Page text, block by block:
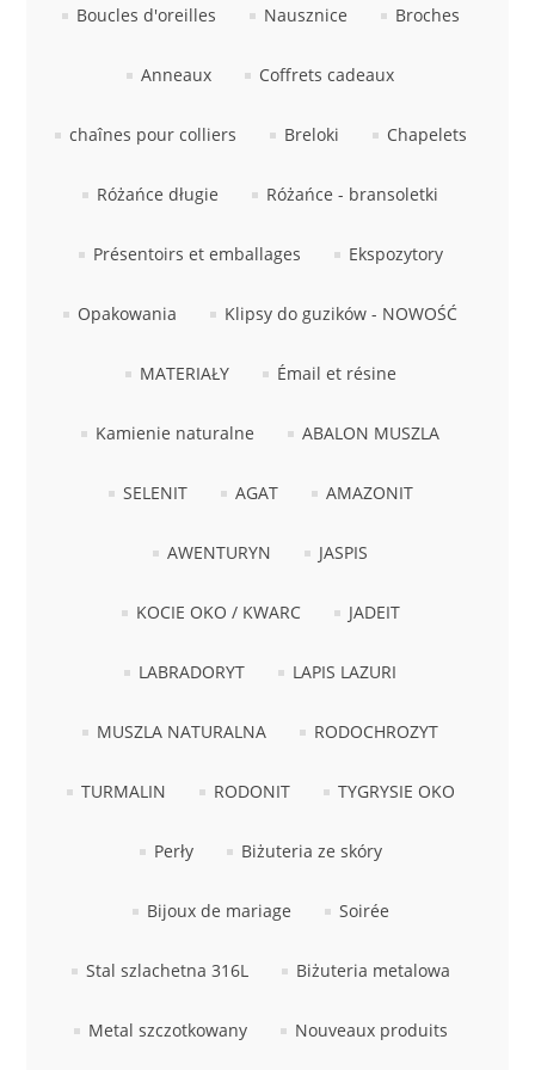
LABRADORYT
LAPIS LAZURI
MASA PERŁOWA
Boucles d'oreilles Nausznice Broches
Anneaux Coffrets cadeaux
chaînes pour colliers Breloki Chapelets
Różańce długie Różańce - bransoletki
Présentoirs et emballages Ekspozytory
Opakowania Klipsy do guzików - NOWOŚĆ
MATERIAŁY Émail et résine
Kamienie naturalne ABALON MUSZLA
SELENIT AGAT AMAZONIT
AWENTURYN JASPIS
KOCIE OKO / KWARC JADEIT
LABRADORYT LAPIS LAZURI
MUSZLA NATURALNA RODOCHROZYT
TURMALIN RODONIT TYGRYSIE OKO
Perły Biżuteria ze skóry
Bijoux de mariage Soirée
Stal szlachetna 316L Biżuteria metalowa
Metal szczotkowany Nouveaux produits